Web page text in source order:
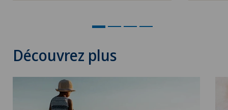
conséquent, optimiser l'efficacité
contrôle annuel effectué par
l'organisme de certification SSC
garantit en outre une amélioration
continue et durable du système de
gestion.
Découvrez plus